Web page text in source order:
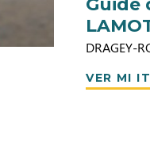
DRAGEY-
VER MI